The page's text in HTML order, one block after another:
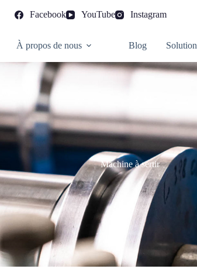
Facebook YouTube Instagram
À propos de nous Blog Solution
Machine à sertir